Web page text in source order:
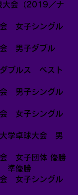
大会（2019／ナ
会 女子シングル
会 男子ダブル
ブルス ベスト
会 男子シングル
会 女子シングル
大学卓球大会 男
会 女子団体 優勝
準優勝
会 女子シングル